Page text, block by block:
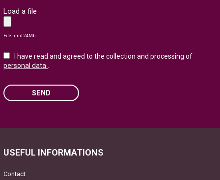
Load a file
File limit 24Mb
I have read and agreed to the collection and processing of
personal data.
SEND
USEFUL INFORMATIONS
Contact